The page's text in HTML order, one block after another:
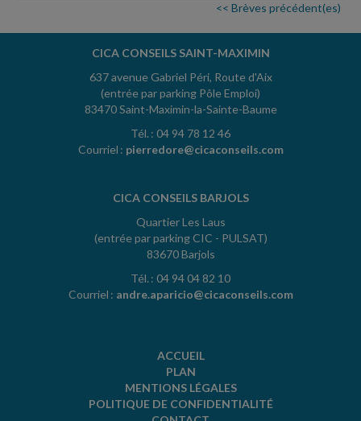
<< Brèves précédent(es)
CICA CONSEILS SAINT-MAXIMIN
637 avenue Gabriel Péri, Route d'Aix
(entrée par parking Pôle Emploi)
83470 Saint-Maximin-la-Sainte-Baume
Tél. : 04 94 78 12 46
Courriel : pierredore@cicaconseils.com
CICA CONSEILS BARJOLS
Quartier Les Laus
(entrée par parking CIC - PULSAT)
83670 Barjols
Tél. : 04 94 04 82 10
Courriel : andre.aparicio@cicaconseils.com
ACCUEIL
PLAN
MENTIONS LÉGALES
POLITIQUE DE CONFIDENTIALITÉ